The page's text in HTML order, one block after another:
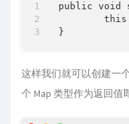
public void
这样我们就可以创建一
个 Map 类型作为返回值